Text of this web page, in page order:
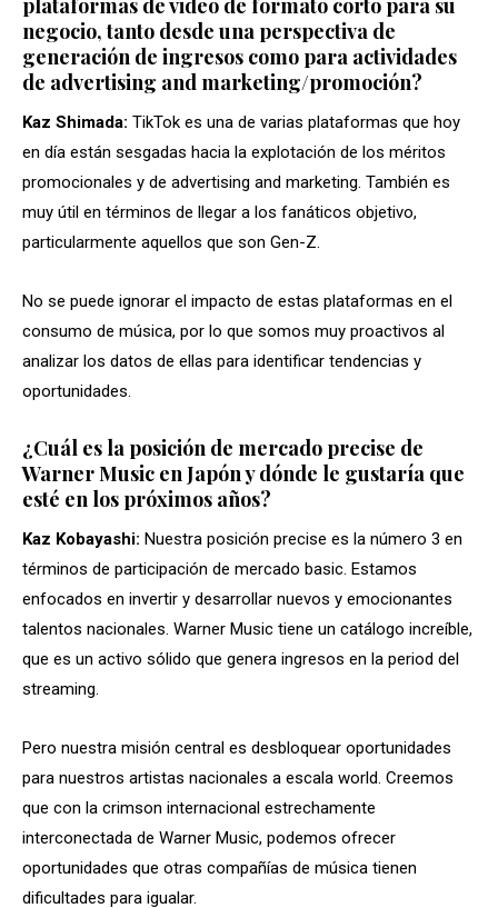
plataformas de video de formato corto para su
negocio, tanto desde una perspectiva de
generación de ingresos como para actividades
de advertising and marketing/promoción?
Kaz Shimada: TikTok es una de varias plataformas que hoy
en día están sesgadas hacia la explotación de los méritos
promocionales y de advertising and marketing. También es
muy útil en términos de llegar a los fanáticos objetivo,
particularmente aquellos que son Gen-Z.
No se puede ignorar el impacto de estas plataformas en el
consumo de música, por lo que somos muy proactivos al
analizar los datos de ellas para identificar tendencias y
oportunidades.
¿Cuál es la posición de mercado precise de
Warner Music en Japón y dónde le gustaría que
esté en los próximos años?
Kaz Kobayashi: Nuestra posición precise es la número 3 en
términos de participación de mercado basic. Estamos
enfocados en invertir y desarrollar nuevos y emocionantes
talentos nacionales. Warner Music tiene un catálogo increíble,
que es un activo sólido que genera ingresos en la period del
streaming.
Pero nuestra misión central es desbloquear oportunidades
para nuestros artistas nacionales a escala world. Creemos
que con la crimson internacional estrechamente
interconectada de Warner Music, podemos ofrecer
oportunidades que otras compañías de música tienen
dificultades para igualar.